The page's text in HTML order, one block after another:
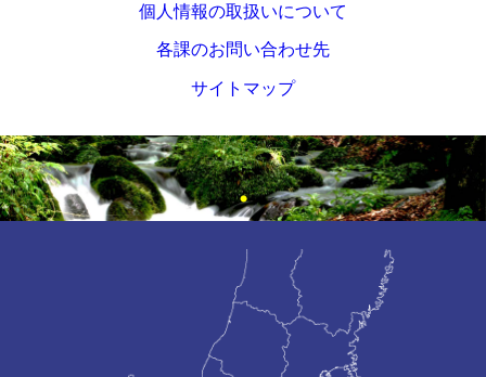
個人情報の取扱いについて
各課のお問い合わせ先
サイトマップ